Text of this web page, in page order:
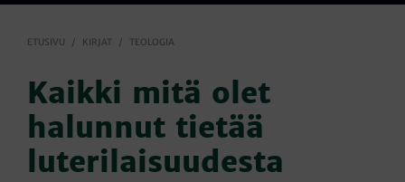
ETUSIVU / KIRJAT / TEOLOGIA
Kaikki mitä olet
halunnut tietää
luterilaisuudesta